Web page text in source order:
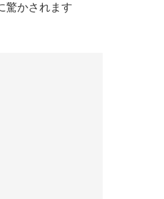
驚かされます